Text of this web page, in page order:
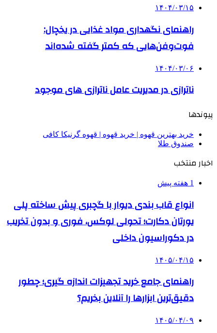
۱۴۰۴/۰۳/۱۵
راهنمای نگهداری مواد غذایی در یخچال:
فوت‌وفن‌هایی که کمتر گفته شده‌اند
۱۴۰۴/۰۳/۰۶
ناترازی در مدیریت عامل ناترازی های موجود
پیوندها
خرید بهترین قهوه | خرید قهوه | قهوه گرنیکا کافی
صندوق طلا
اخبار منتخب
1 هفته پیش
انواع قاب بندی دیوار با گچبری پیش ساخته پلی
یورتان دکارت؛ تحولی لوکس، فوری و بدون تخریب
در دکوراسیون داخلی
۱۴۰۵/۰۴/۱۵
راهنمای جامع خرید تجهیزات اندازه گیری؛ چطور
دقیق‌ترین ابزارها را آنلاین بخریم؟
۱۴۰۵/۰۴/۰۹